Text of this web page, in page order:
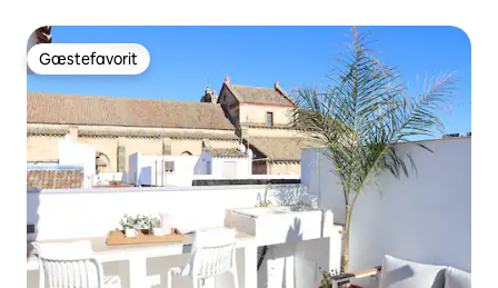
Gæstefavorit
Gæstefavorit